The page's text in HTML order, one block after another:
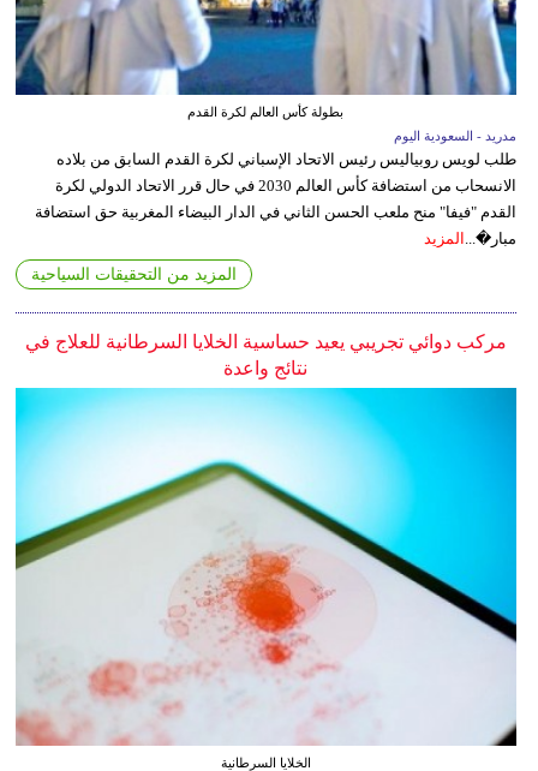
بطولة كأس العالم لكرة القدم
مدريد - السعودية اليوم
طلب لويس روبياليس رئيس الاتحاد الإسباني لكرة القدم السابق من بلاده
الانسحاب من استضافة كأس العالم 2030 في حال قرر الاتحاد الدولي لكرة
القدم "فيفا" منح ملعب الحسن الثاني في الدار البيضاء المغربية حق استضافة
مبار�...
المزيد
المزيد من التحقيقات السياحية
مركب دوائي تجريبي يعيد حساسية الخلايا السرطانية للعلاج في
نتائج واعدة
الخلايا السرطانية